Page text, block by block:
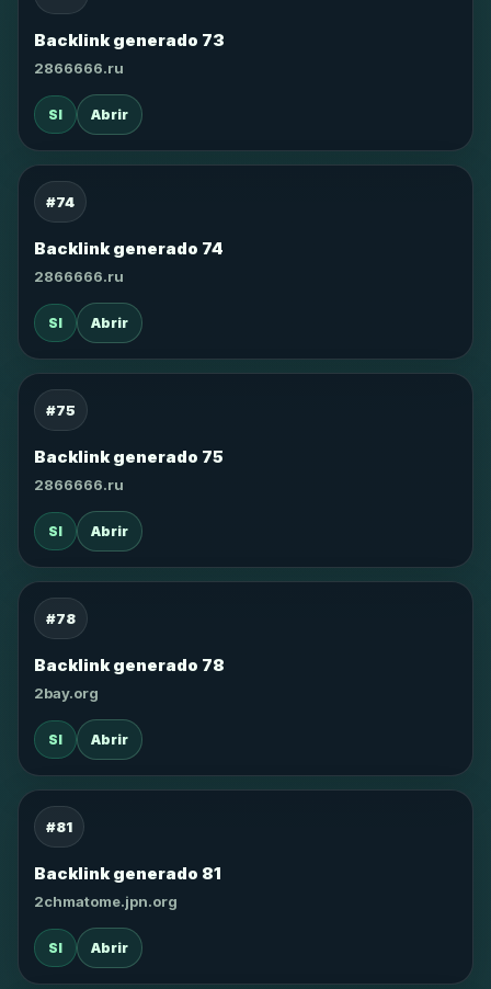
Backlink generado 73
2866666.ru
SI Abrir
#74
Backlink generado 74
2866666.ru
SI Abrir
#75
Backlink generado 75
2866666.ru
SI Abrir
#78
Backlink generado 78
2bay.org
SI Abrir
#81
Backlink generado 81
2chmatome.jpn.org
SI Abrir